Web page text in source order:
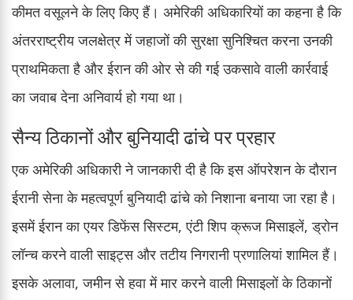
कीमत वसूलने के लिए किए हैं। अमेरिकी अधिकारियों का कहना है कि
अंतरराष्ट्रीय जलक्षेत्र में जहाजों की सुरक्षा सुनिश्चित करना उनकी
प्राथमिकता है और ईरान की ओर से की गई उकसावे वाली कार्रवाई
का जवाब देना अनिवार्य हो गया था।
सैन्य ठिकानों और बुनियादी ढांचे पर प्रहार
एक अमेरिकी अधिकारी ने जानकारी दी है कि इस ऑपरेशन के दौरान
ईरानी सेना के महत्वपूर्ण बुनियादी ढांचे को निशाना बनाया जा रहा है।
इसमें ईरान का एयर डिफेंस सिस्टम, एंटी शिप क्रूज मिसाइलें, ड्रोन
लॉन्च करने वाली साइट्स और तटीय निगरानी प्रणालियां शामिल हैं।
इसके अलावा, जमीन से हवा में मार करने वाली मिसाइलों के ठिकानों